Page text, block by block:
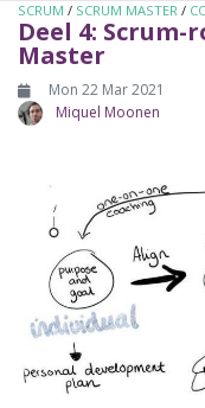
SCRUM / SCRUM MASTER /
Deel 4:
Master
Mon 22 Mar 2021
Miquel Moonen